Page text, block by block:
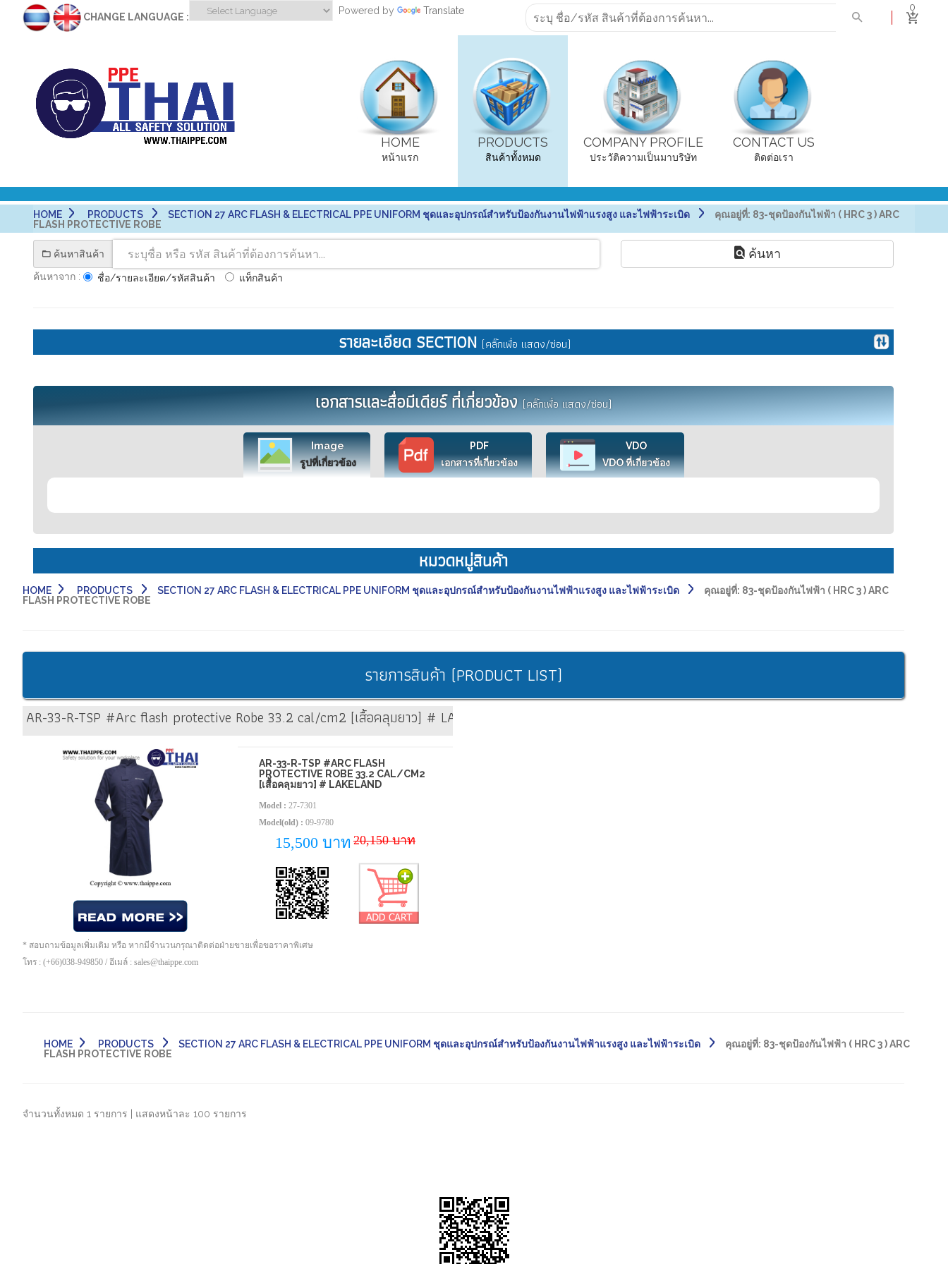
CHANGE LANGUAGE :
Powered by Translate 0
HOME
หน้าแรก
PRODUCTS
สินค้าทั้งหมด
COMPANY PROFILE
ประวัติความเป็นมาบริษัท
CONTACT US
ติดต่อเรา
HOME PRODUCTS SECTION 27 ARC FLASH & ELECTRICAL PPE UNIFORM ชุดและอุปกรณ์สำหรับป้องกันงานไฟฟ้าแรงสูง และไฟฟ้าระเบิด คุณอยู่ที่: 83-ชุดป้องกันไฟฟ้า ( HRC 3 ) ARC
FLASH PROTECTIVE ROBE
ค้นหาสินค้า
ค้นหาจาก :
ชื่อ/รายละเอียด/รหัสสินค้า แท็กสินค้า
ค้นหา
รายละเอียด SECTION (คลิ๊กเพื่อ แสดง/ซ่อน)
เอกสารและสื่อมีเดียร์ ที่เกี่ยวข้อง(คลิ๊กเพื่อ แสดง/ซ่อน)
Image
รูปที่เกี่ยวข้อง
PDF
เอกสารที่เกี่ยวข้อง
VDO
VDO ที่เกี่ยวข้อง
หมวดหมู่สินค้า
HOME PRODUCTS SECTION 27 ARC FLASH & ELECTRICAL PPE UNIFORM ชุดและอุปกรณ์สำหรับป้องกันงานไฟฟ้าแรงสูง และไฟฟ้าระเบิด คุณอยู่ที่: 83-ชุดป้องกันไฟฟ้า ( HRC 3 ) ARC
FLASH PROTECTIVE ROBE
รายการสินค้า (PRODUCT LIST)
AR-33-R-TSP #Arc flash protective Robe 33.2 cal/cm2 [เสื้อคลุมยาว] # LAKELAND
AR-33-R-TSP #ARC FLASH
PROTECTIVE ROBE 33.2 CAL/CM2
[เสื้อคลุมยาว] # LAKELAND
Model : 27-7301
Model(old) : 09-9780
15,500 บาท 20,150 บาท
* สอบถามข้อมูลเพิ่มเติม หรือ หากมีจำนวนกรุณาติดต่อฝ่ายขายเพื่อขอราคาพิเศษ
โทร : (+66)038-949850 / อีเมล์ : sales@thaippe.com
HOME PRODUCTS SECTION 27 ARC FLASH & ELECTRICAL PPE UNIFORM ชุดและอุปกรณ์สำหรับป้องกันงานไฟฟ้าแรงสูง และไฟฟ้าระเบิด คุณอยู่ที่: 83-ชุดป้องกันไฟฟ้า ( HRC 3 ) ARC
FLASH PROTECTIVE ROBE
จำนวนทั้งหมด 1 รายการ | แสดงหน้าละ 100 รายการ